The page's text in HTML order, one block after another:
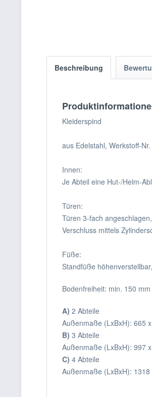
Beschreibung
Kleiderspind
aus Edelstahl, Werkstoff-
Innen:
Je Abteil eine Hut-/Helm-
Türen:
Türen 3-fach
Verschluss mittels
Füße:
Standfüße
Bodenfreiheit: min. 150 mm
A) 2 Abteile
Außenmaße (LxBxH): 665
B) 3 Abteile
Außenmaße (LxBxH): 997
C) 4 Abteile
Außenmaße (LxBxH):